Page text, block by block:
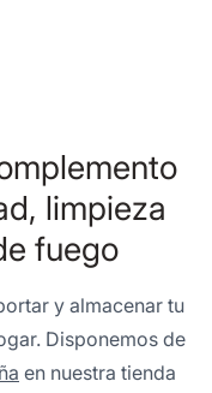
limpieza
fuego
y almacenar tu
Disponemos de
en nuestra tienda